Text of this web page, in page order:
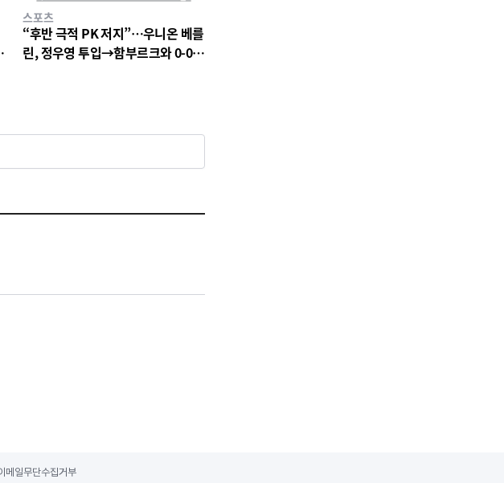
스포츠
“후반 극적 PK 저지”…우니온 베를
린, 정우영 투입→함부르크와 0-0
메일무단수집거부